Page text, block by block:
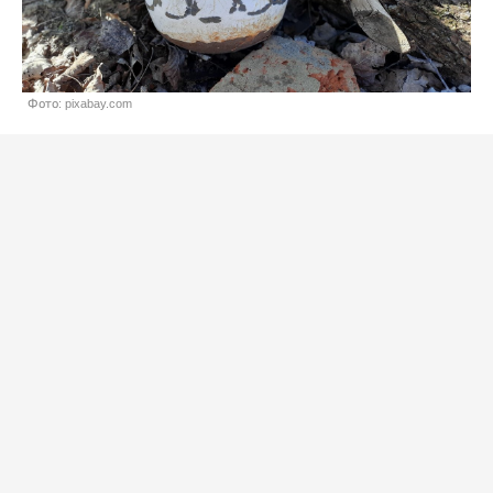
Фото: pixabay.com